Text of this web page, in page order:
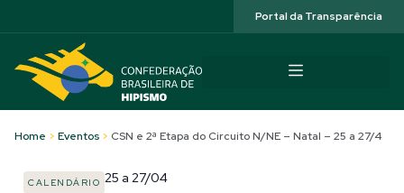
Portal da Transparência
Home > Eventos > CSN e 2ª Etapa do Circuito N/NE – Natal – 25 a 27/4
CALENDÁRIO 25 a 27/04